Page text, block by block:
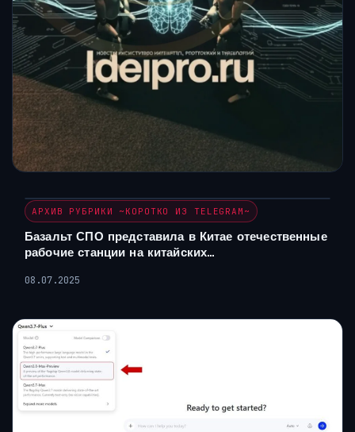
АРХИВ РУБРИКИ ~КОРОТКО ИЗ TELEGRAM~
Базальт СПО представила в Китае отечественные
рабочие станции на китайских…
08.07.2025